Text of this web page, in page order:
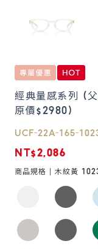
Collection
Online Shop
鏡片說明
Lens
常見問題
經典量感系列 (
原價$2980)
UCF-22A-165-
NT$2,086
商品規格 | 木紋黃